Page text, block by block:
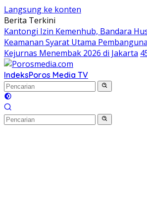
Langsung ke konten
Berita Terkini
Kantongi Izin Kemenhub, Bandara
Keamanan Syarat Utama
Kejurnas Menembak 2026 di Jakarta
IndeksPoros Media TV